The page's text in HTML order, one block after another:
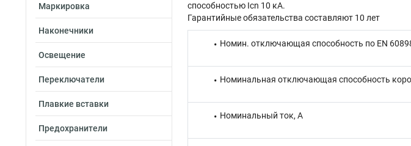
Маркировка
Наконечники
Освещение
Переключатели
Плавкие вставки
Предохранители
способностью Icn 10 кА.
Гарантийные обязательства составляют 10 лет
Номин. отключающая способность по EN
Номинальная отключающая способность
Номинальный ток, А